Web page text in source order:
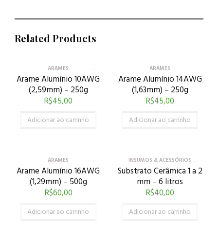
Related Products
ARAMES
Arame Alumínio 10AWG
(2,59mm) – 250g
R$45,00
Adicionar ao carrinho
ARAMES
Arame Alumínio 14AWG
(1,63mm) – 250g
R$45,00
Adicionar ao carrinho
ARAMES
Arame Alumínio 16AWG
(1,29mm) – 500g
R$60,00
Adicionar ao carrinho
INSUMOS & ACESSÓRIOS
Substrato Cerâmica 1 a 2
mm – 6 litros
R$40,00
Adicionar ao carrinho